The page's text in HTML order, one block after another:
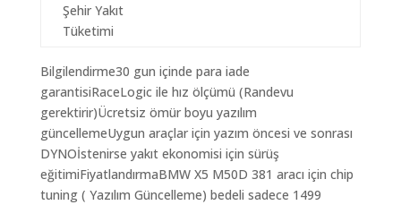
Şehir Yakıt
Tüketimi
Bilgilendirme30 gun içinde para iade
garantisiRaceLogic ile hız ölçümü (Randevu
gerektirir)Ücretsiz ömür boyu yazılım
güncellemeUygun araçlar için yazım öncesi ve sonrası
DYNOİstenirse yakıt ekonomisi için sürüş
eğitimiFiyatlandırmaBMW X5 M50D 381 aracı için chip
tuning ( Yazılım Güncelleme) bedeli sadece 1499